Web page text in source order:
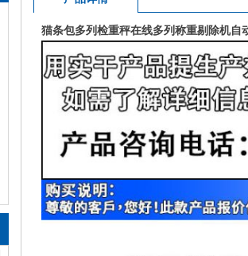
猫条包多列检重秤在线多列称重剔除机自